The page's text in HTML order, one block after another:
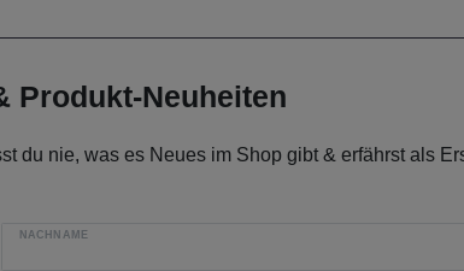
Produkt-Neuheiten
du nie, was es Neues im Shop gibt & erfährst als
NACHNAME